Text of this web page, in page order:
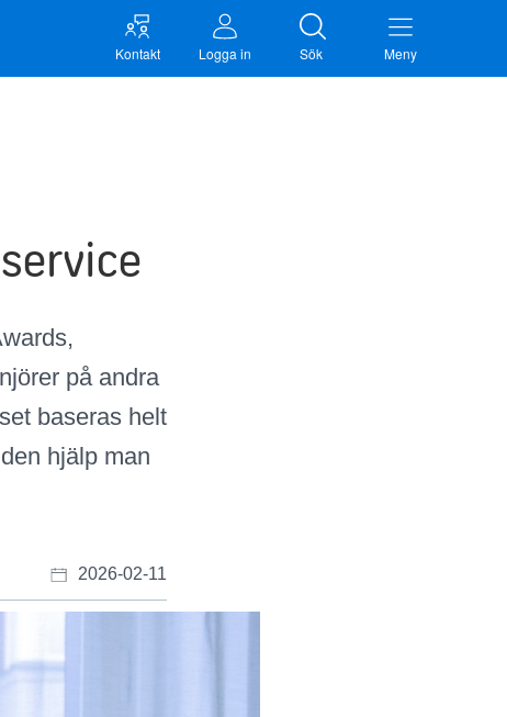
Kontakt Logga in Sök Meny
på andra
baseras helt
hjälp man
2026-02-11